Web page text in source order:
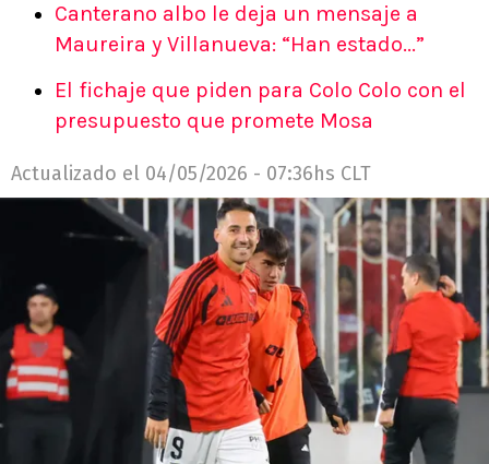
Canterano albo le deja un mensaje a
Maureira y Villanueva: “Han estado...”
El fichaje que piden para Colo Colo con el
presupuesto que promete Mosa
Actualizado el 04/05/2026 - 07:36hs CLT